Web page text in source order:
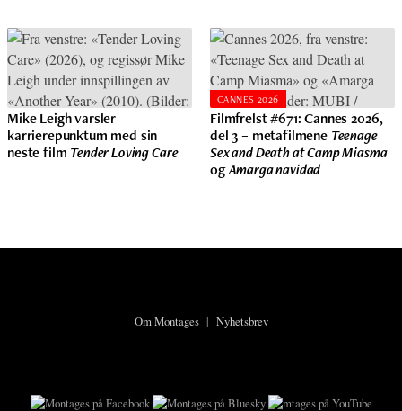
Mike Leigh varsler
karrierepunktum med sin
neste film Tender Loving Care
CANNES 2026
Filmfrelst #671: Cannes 2026,
del 3 – metafilmene Teenage
Sex and Death at Camp Miasma
ogAmarga navidad
Om Montages| Nyhetsbrev